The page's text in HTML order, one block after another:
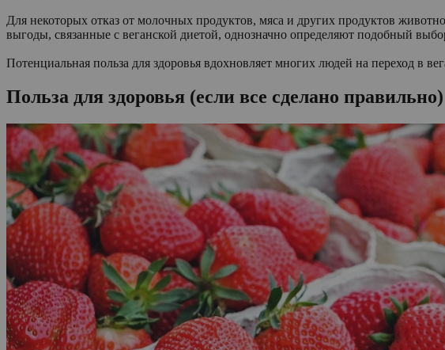
Для некоторых отказ от молочных продуктов, мяса и других продуктов
выгоды, связанные с веганской диетой, однозначно определяют подобный
Потенциальная польза для здоровья вдохновляет многих людей на переход в
Польза для здоровья (если все сделано правильно)